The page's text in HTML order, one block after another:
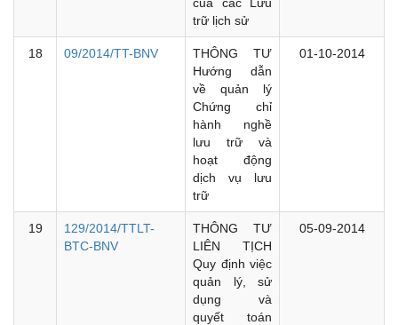
trữ lịch sử
18 09/2014/TT-BNV
THÔNG TƯ
Hướng dẫn
về quản lý
Chứng chỉ
hành nghề
lưu trữ và
hoạt động
dịch vụ lưu
trữ
01-10-2014
19
129/2014/TTLT-
BTC-BNV
THÔNG TƯ
LIÊN TỊCH
Quy định việc
quản lý, sử
dụng và
quyết toán
05-09-2014